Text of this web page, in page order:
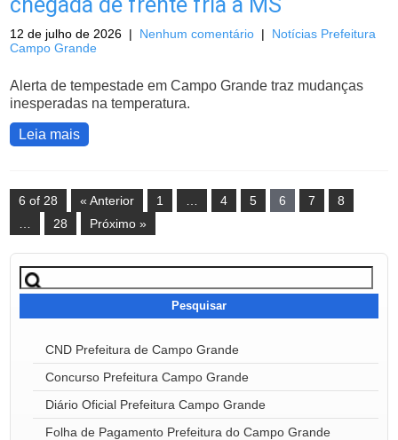
12 de julho de 2026 | Nenhum comentário | Notícias Prefeitura
Campo Grande
Alerta de tempestade em Campo Grande traz mudanças
inesperadas na temperatura.
Leia mais
6 of 28 « Anterior 1 4 5 6 7
8
28 Próximo »
Pesquisar
por:
CND Prefeitura de Campo Grande
Concurso Prefeitura Campo Grande
Diário Oficial Prefeitura Campo Grande
Folha de Pagamento Prefeitura do Campo Grande